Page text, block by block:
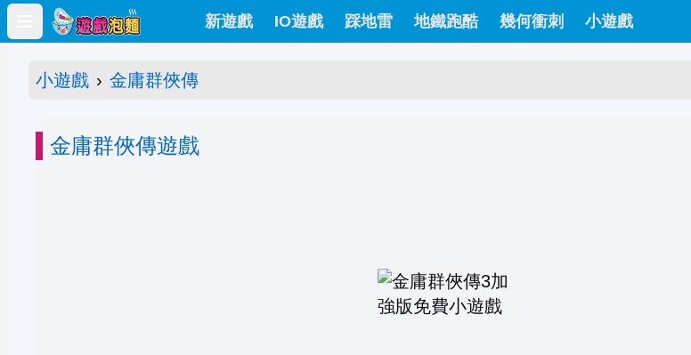
Open main menu
新遊戲 IO遊戲 踩地雷 地鐵跑酷 幾何衝刺 小遊戲
小遊戲 › 金庸群俠傳
金庸群俠傳遊戲